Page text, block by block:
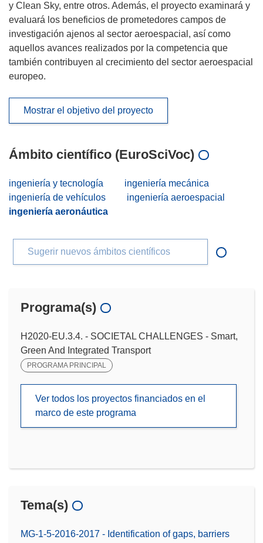
y Clean Sky, entre otros. Además, el proyecto examinará y
evaluará los beneficios de prometedores campos de
investigación ajenos al sector aeroespacial, así como
aquellos avances realizados por la competencia que
también contribuyen al crecimiento del sector aeroespacial
europeo.
Mostrar el objetivo del proyecto
Ámbito científico (EuroSciVoc)
ingeniería y tecnología
ingeniería mecánica
ingeniería de vehículos
ingeniería aeroespacial
ingeniería aeronáutica
Sugerir nuevos ámbitos científicos
Programa(s)
H2020-EU.3.4. - SOCIETAL CHALLENGES - Smart,
Green And Integrated Transport
PROGRAMA PRINCIPAL
Ver todos los proyectos financiados en el
marco de este programa
Tema(s)
MG-1-5-2016-2017 - Identification of gaps, barriers